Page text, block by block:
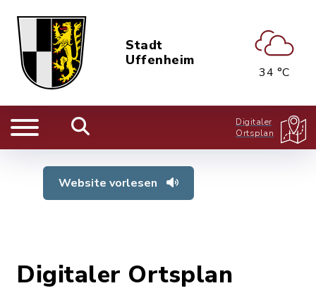
Stadt
Uffenheim
34 °C
Digitaler
Ortsplan
Website vorlesen
Digitaler Ortsplan